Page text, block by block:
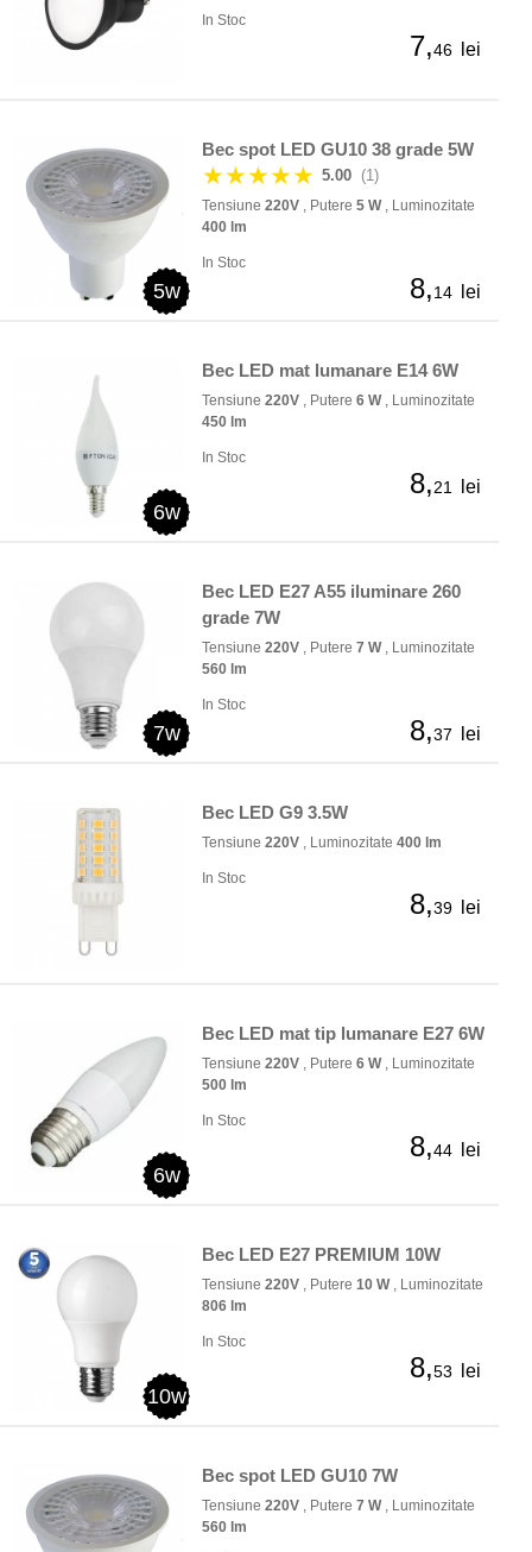
In Stoc
7,46 lei
5w
Bec spot LED GU10 38 grade 5W
★★★★★ 5.00 (1)
Tensiune 220V , Putere 5 W, Luminozitate
400 lm
In Stoc
8,14 lei
6w
Bec LED mat lumanare E14 6W
Tensiune 220V , Putere 6 W, Luminozitate
450 lm
In Stoc
8,21 lei
7w
Bec LED E27 A55 iluminare 260
grade 7W
Tensiune 220V , Putere 7 W, Luminozitate
560 lm
In Stoc
8,37 lei
Bec LED G9 3.5W
Tensiune 220V , Luminozitate 400 lm
In Stoc
8,39 lei
6w
Bec LED mat tip lumanare E27 6W
Tensiune 220V , Putere 6 W, Luminozitate
500 lm
In Stoc
8,44 lei
10w
Bec LED E27 PREMIUM 10W
Tensiune 220V , Putere 10 W, Luminozitate
806 lm
In Stoc
8,53 lei
Bec spot LED GU10 7W
Tensiune 220V , Putere 7 W, Luminozitate
560 lm